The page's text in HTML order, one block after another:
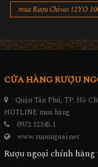
mua Rượu Chivas 12YO
CỬA HÀNG RƯỢU
Quận Tân Phú, TP. Hồ
HOTLINE mua hàng
0972.12345.1
www.ruoungoai.net
Rượu ngoại chính